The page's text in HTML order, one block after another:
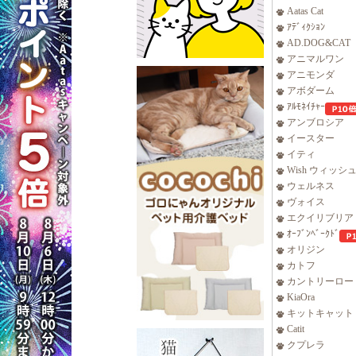
Aatas Cat
ｱﾃﾞｨｸｼｮﾝ
AD.DOG&CAT
アニマルワン
アニモンダ
アボダーム
ｱﾙﾓﾈｲﾁｬｰ
アンブロシア
イースター
イティ
Wish ウィッシュ
ウェルネス
ヴォイス
エクイリブリア
ｵｰﾌﾞﾝﾍﾞｰｸﾄﾞ
オリジン
カトフ
カントリーロー
KiaOra
キットキャット
Catit
クプレラ